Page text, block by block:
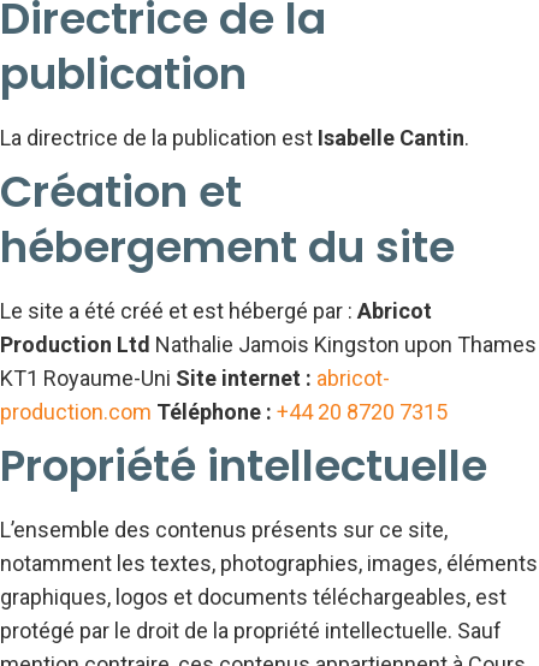
Directrice de la
publication
La directrice de la publication est Isabelle Cantin.
Création et
hébergement du site
Le site a été créé et est hébergé par : Abricot
Production Ltd Nathalie Jamois Kingston upon Thames
KT1 Royaume-Uni Site internet : abricot-
production.com Téléphone : +44 20 8720 7315
Propriété intellectuelle
L’ensemble des contenus présents sur ce site,
notamment les textes, photographies, images, éléments
graphiques, logos et documents téléchargeables, est
protégé par le droit de la propriété intellectuelle. Sauf